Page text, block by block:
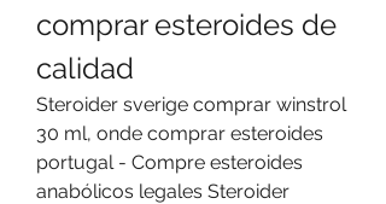
comprar esteroides de
calidad
Steroider sverige comprar winstrol
30 ml, onde comprar esteroides
portugal - Compre esteroides
anabólicos legales Steroider